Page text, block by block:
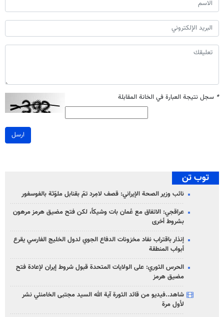
* سجل نتيجة العبارة في الخانة المقابلة
ارسل
توب تن
نائب وزير الصحة الإيراني: قصف لامِرد تمّ بقنابل ملوّثة بالفوسفور
عراقجي: الاتفاق مع عُمان بات وشيكاً، لكن فتح مضيق هرمز مرهون
بشروط أخرى
إنذار باقتراب نفاد مخزونات الدفاع الجوي لدول الخليج الفارسي يقرع
أبواب المنطقة
الحرس الثوري: على الولايات المتحدة قبول شروط إيران لإعادة فتح
مضيق هرمز
شاهد..فيديو من قائد الثورة آية الله السيد مجتبى الخامنئي نشر
لأول مرة